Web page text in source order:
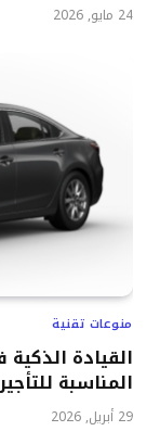
24 مايو, 2026
منوعات تقنية
القيادة
المناسبة للتأجير
29 أبريل, 2026